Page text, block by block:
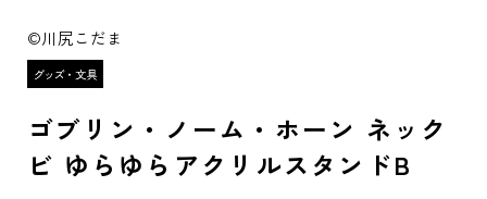
©川尻こだま
ゴブリン・ノーム・ホーン ネック
ビ ゆらゆらアクリルスタンドB